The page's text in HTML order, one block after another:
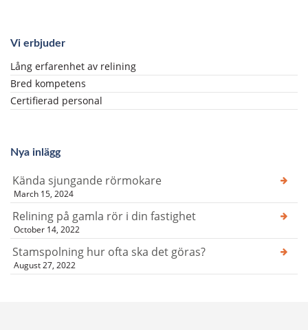
Vi erbjuder
Lång erfarenhet av relining
Bred kompetens
Certifierad personal
Nya inlägg
Kända sjungande rörmokare
March 15, 2024
Relining på gamla rör i din fastighet
October 14, 2022
Stamspolning hur ofta ska det göras?
August 27, 2022